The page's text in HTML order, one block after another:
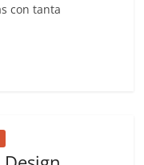
con tanta